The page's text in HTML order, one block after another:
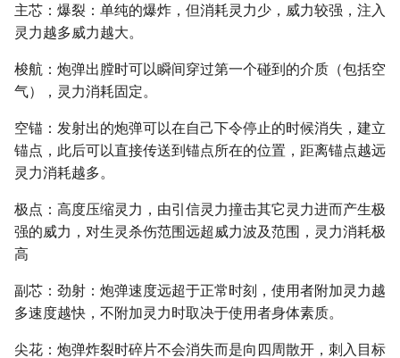
主芯：爆裂：单纯的爆炸，但消耗灵力少，威力较强，注入
灵力越多威力越大。
梭航：炮弹出膛时可以瞬间穿过第一个碰到的介质（包括空
气），灵力消耗固定。
空锚：发射出的炮弹可以在自己下令停止的时候消失，建立
锚点，此后可以直接传送到锚点所在的位置，距离锚点越远
灵力消耗越多。
极点：高度压缩灵力，由引信灵力撞击其它灵力进而产生极
强的威力，对生灵杀伤范围远超威力波及范围，灵力消耗极
高
副芯：劲射：炮弹速度远超于正常时刻，使用者附加灵力越
多速度越快，不附加灵力时取决于使用者身体素质。
尖花：炮弹炸裂时碎片不会消失而是向四周散开，刺入目标